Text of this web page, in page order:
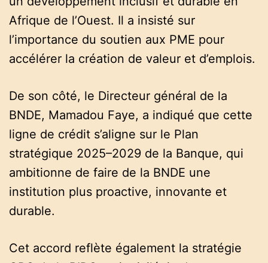
Afrique de l’Ouest. Il a insisté sur
l’importance du soutien aux PME pour
accélérer la création de valeur et d’emplois.
De son côté, le Directeur général de la
BNDE, Mamadou Faye, a indiqué que cette
ligne de crédit s’aligne sur le Plan
stratégique 2025–2029 de la Banque, qui
ambitionne de faire de la BNDE une
institution plus proactive, innovante et
durable.
Cet accord reflète également la stratégie